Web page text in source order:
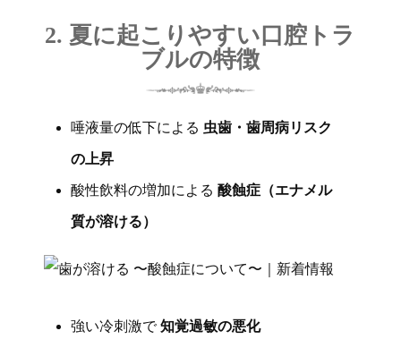
2. 夏に起こりやすい口腔トラ
ブルの特徴
唾液量の低下による 虫歯・歯周病リスク
の上昇
酸性飲料の増加による 酸蝕症（エナメル
質が溶ける）
強い冷刺激で知覚過敏の悪化